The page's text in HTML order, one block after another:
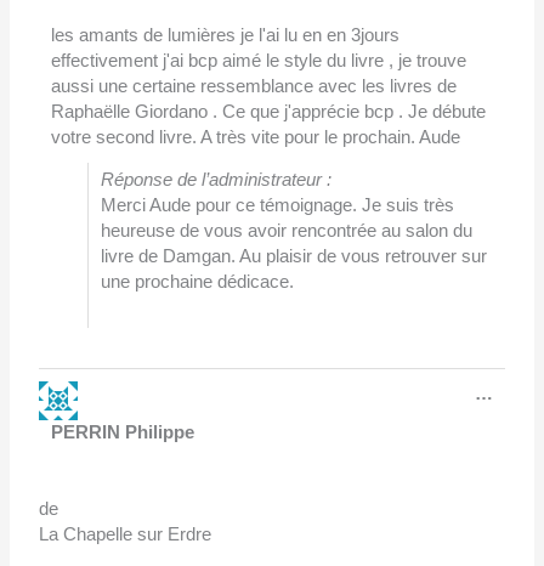
les amants de lumières je l'ai lu en en 3jours
effectivement j'ai bcp aimé le style du livre , je trouve
aussi une certaine ressemblance avec les livres de
Raphaëlle Giordano . Ce que j'apprécie bcp . Je débute
votre second livre. A très vite pour le prochain. Aude
Réponse de l’administrateur :
Merci Aude pour ce témoignage. Je suis très
heureuse de vous avoir rencontrée au salon du
livre de Damgan. Au plaisir de vous retrouver sur
une prochaine dédicace.
PERRIN Philippe
de
La Chapelle sur Erdre
…
cette